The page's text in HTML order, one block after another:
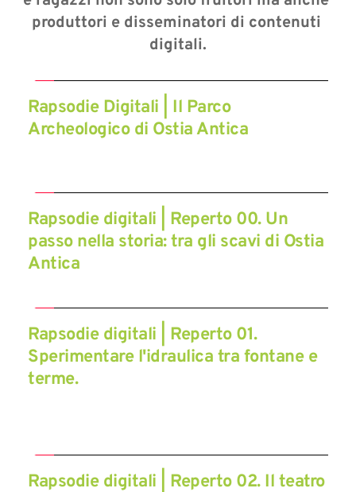
produttori e disseminatori di contenuti
digitali.
Rapsodie Digitali | Il Parco
Archeologico di Ostia Antica
Rapsodie digitali | Reperto 00. Un
passo nella storia: tra gli scavi di Ostia
Antica
Rapsodie digitali | Reperto 01.
Sperimentare l'idraulica tra fontane e
terme.
Rapsodie digitali | Reperto 02. Il teatro